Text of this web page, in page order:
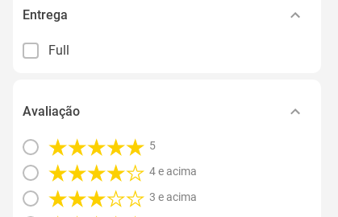
Entrega
Full
Avaliação
5
4 e acima
3 e acima